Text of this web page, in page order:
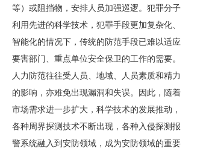
等）或阻挡物，安排人员加强巡逻。犯罪分子
利用先进的科学技术，犯罪手段更加复杂化、
智能化的情况下，传统的防范手段已难以适应
要害部门、重点单位安全保卫的工作的需要。
人力防范往往受人员、地域、人员素质和精力
的影响，亦难免出现漏洞和失误。因此，随着
市场需求进一步扩大，科学技术的发展推动，
各种周界探测技术不断出现，各种入侵探测报
警系统融入到安防领域，成为安防领域的重要